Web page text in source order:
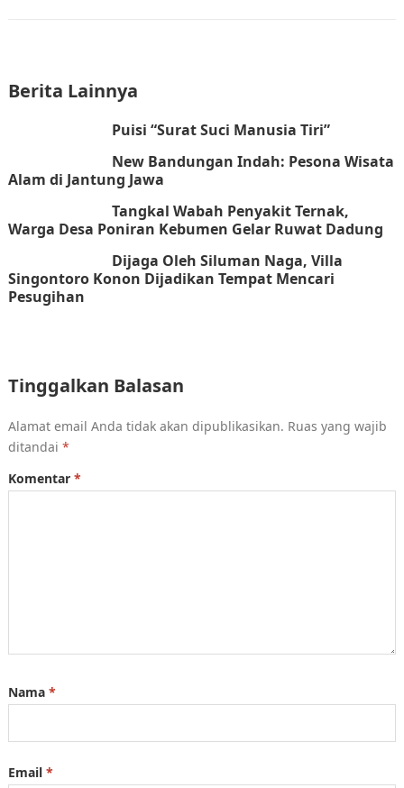
Berita Lainnya
Puisi “Surat Suci Manusia Tiri”
New Bandungan Indah: Pesona Wisata
Alam di Jantung Jawa
Tangkal Wabah Penyakit Ternak,
Warga Desa Poniran Kebumen Gelar Ruwat Dadung
Dijaga Oleh Siluman Naga, Villa
Singontoro Konon Dijadikan Tempat Mencari
Pesugihan
Tinggalkan Balasan
Alamat email Anda tidak akan dipublikasikan. Ruas yang wajib
ditandai *
Komentar *
Nama *
Email *